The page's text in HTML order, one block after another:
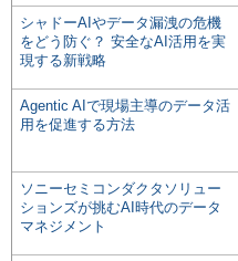
シャドーAIやデータ漏洩の危機
をどう防ぐ？ 安全なAI活用を実
現する新戦略
Agentic AIで現場主導のデータ活
用を促進する方法
ソニーセミコンダクタソリュー
ションズが挑むAI時代のデータ
マネジメント